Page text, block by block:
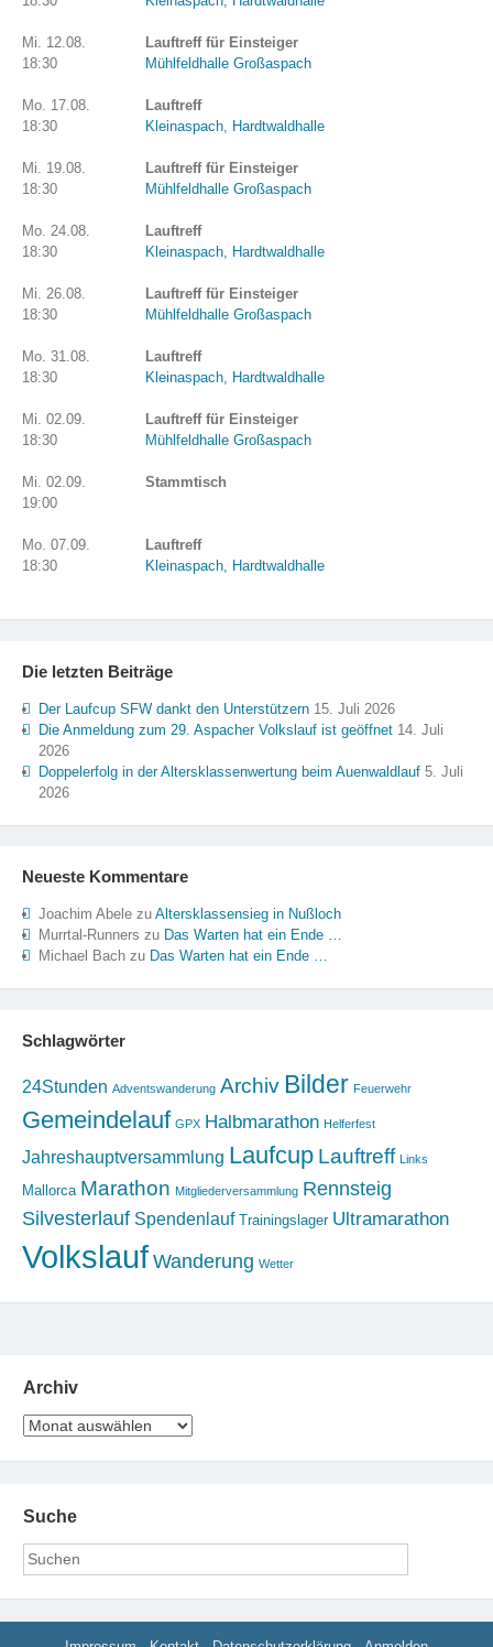
Mi. 12.08.
18:30
Lauftreff für Einsteiger
Mühlfeldhalle Großaspach
Mo. 17.08.
18:30
Lauftreff
Kleinaspach, Hardtwaldhalle
Mi. 19.08.
18:30
Lauftreff für Einsteiger
Mühlfeldhalle Großaspach
Mo. 24.08.
18:30
Lauftreff
Kleinaspach, Hardtwaldhalle
Mi. 26.08.
18:30
Lauftreff für Einsteiger
Mühlfeldhalle Großaspach
Mo. 31.08.
18:30
Lauftreff
Kleinaspach, Hardtwaldhalle
Mi. 02.09.
18:30
Lauftreff für Einsteiger
Mühlfeldhalle Großaspach
Mi. 02.09.
19:00
Stammtisch
Mo. 07.09.
18:30
Lauftreff
Kleinaspach, Hardtwaldhalle
Die letzten Beiträge
Der Laufcup SFW dankt den Unterstützern 15. Juli 2026
Die Anmeldung zum 29. Aspacher Volkslauf ist geöffnet 14. Juli
2026
Doppelerfolg in der Altersklassenwertung beim Auenwaldlauf 5. Juli
2026
Neueste Kommentare
Joachim Abelezu Altersklassensieg in Nußloch
Murrtal-Runners zu Das Warten hat ein Ende …
Michael Bachzu Das Warten hat ein Ende …
Schlagwörter
24Stunden Adventswanderung Archiv Bilder Feuerwehr
Gemeindelauf GPX Halbmarathon Helferfest
Jahreshauptversammlung Laufcup Lauftreff Links
Mallorca Marathon Mitgliederversammlung Rennsteig
Silvesterlauf Spendenlauf Trainingslager Ultramarathon
Volkslauf Wanderung Wetter
Archiv
Archiv
Suche